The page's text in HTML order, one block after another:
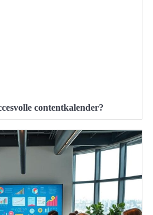
contentkalender?